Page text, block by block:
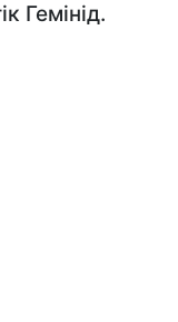
Гемінід.